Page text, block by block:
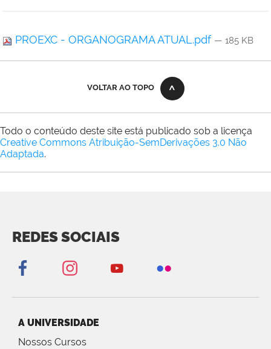
PROEXC - ORGANOGRAMA ATUAL.pdf — 185 KB
VOLTAR AO TOPO
Todo o conteúdo deste site está publicado sob a licença
Creative Commons Atribuição-SemDerivações 3.0 Não
Adaptada.
REDES SOCIAIS
A UNIVERSIDADE
Nossos Cursos